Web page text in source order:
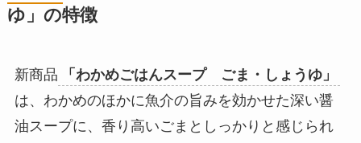
ゆ」の特徴
新商品
「わかめごはんスープ ごま・しょうゆ」
は、わかめのほかに魚介の旨みを効かせた深い醤
油スープに、香り高いごまとしっかりと感じられ